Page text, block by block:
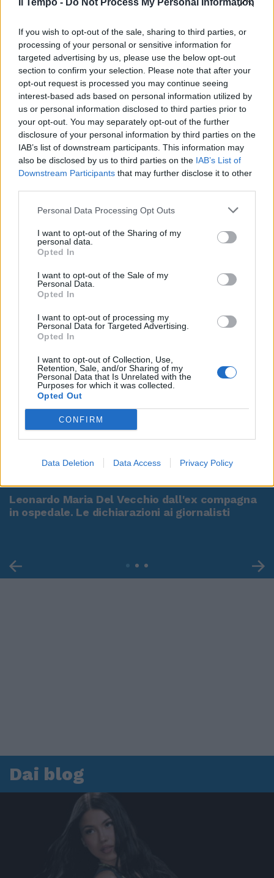
Il Tempo - Do Not Process My Personal Information
If you wish to opt-out of the sale, sharing to third parties, or
processing of your personal or sensitive information for
targeted advertising by us, please use the below opt-out
section to confirm your selection. Please note that after your
opt-out request is processed you may continue seeing
interest-based ads based on personal information utilized by
us or personal information disclosed to third parties prior to
your opt-out. You may separately opt-out of the further
disclosure of your personal information by third parties on the
IAB’s list of downstream participants. This information may
also be disclosed by us to third parties on the IAB’s List of
Downstream Participants that may further disclose it to other
Personal Data Processing Opt Outs
I want to opt-out of the Sharing of my
personal data.
Opted In
I want to opt-out of the Sale of my
Personal Data.
Opted In
I want to opt-out of processing my
Personal Data for Targeted Advertising.
Opted In
I want to opt-out of Collection, Use,
Retention, Sale, and/or Sharing of my
Personal Data that Is Unrelated with the
Purposes for which it was collected.
Opted Out
CONFIRM
Data Deletion Data Access Privacy Policy
00:00 01:16
Leonardo Maria Del Vecchio dall'ex compagna
in ospedale. Le dichiarazioni ai giornalisti
Dai blog